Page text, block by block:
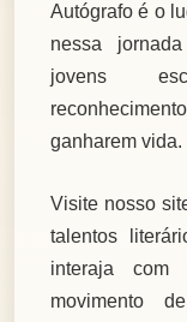
Autógrafo é o
nessa
jovens
ganharem vida.
Visite nosso
talentos
interaja
movimento